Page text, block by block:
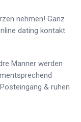
nehmen! Ganz
dating kontakt
Manner werden
& ruhen